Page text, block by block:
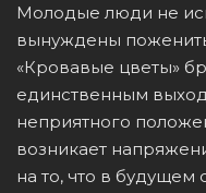
Молодые люди не
вынуждены
«Кровавые цветы»
единственным
неприятного
возникает
на то, что в будущем